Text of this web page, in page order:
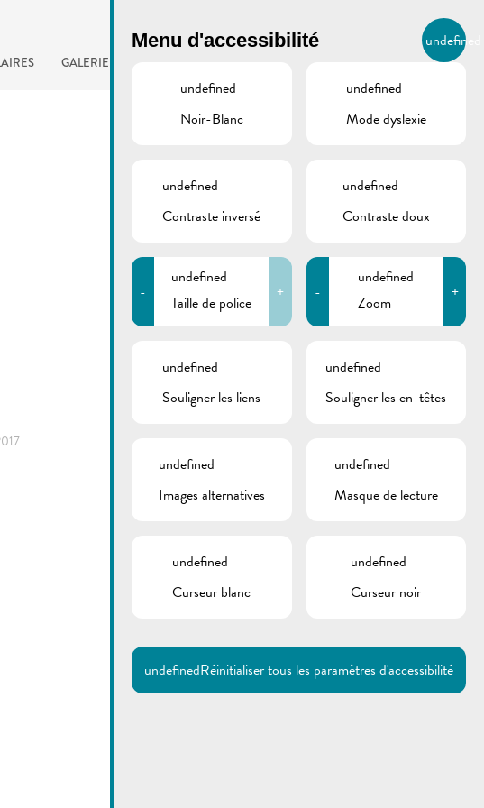
GALERIE FR
BIERGER.REMICH.LU
Utilisez la recherche pour
Comme par exemple des contacts, des
informations ou de documents.
Menu d'accessibilité undefined
undefined
Noir-Blanc
undefined
Mode dyslexie
undefined
Contraste inversé
undefined
Contraste doux
-
undefined
Taille de police
+ -
undefined
Zoom
+
undefined
Souligner les liens
undefined
Souligner les en-têtes
undefined
Images alternatives
undefined
Masque de lecture
undefined
Curseur blanc
undefined
Curseur noir
undefinedRéinitialiser tous les paramètres d'accessibilité